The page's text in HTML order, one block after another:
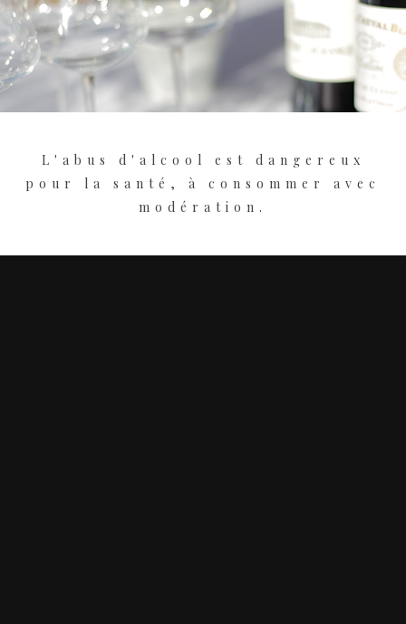
L'abus d'alcool est dangereux
pour la santé, à consommer avec
modération.